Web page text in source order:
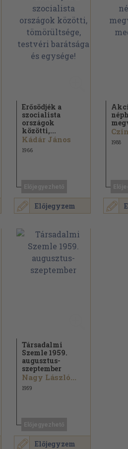
Előjegyzem
Erősödjék a
szocialista
országok
közötti,...
Kádár János
1966
1988
Előjegyzem
Társadalmi
Szemle 1959.
augusztus-
szeptember
Nagy László...
1959